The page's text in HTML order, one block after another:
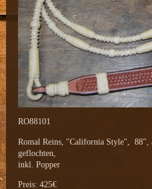
RO88101
Romal Reins, "California Style", 88",
geflochten, Reins
inkl. Popper
Preis: 425€